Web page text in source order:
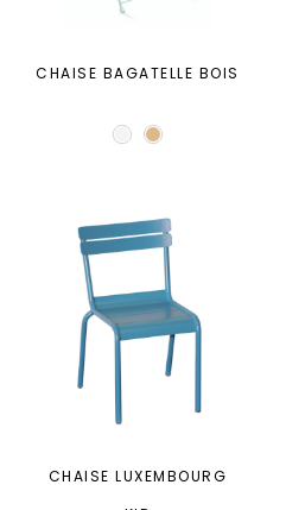
CHAISE BAGATELLE BOIS
CHAISE LUXEMBOURG